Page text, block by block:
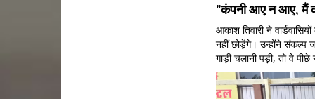
"कंपनी आए न आए, मैं
आकाश तिवारी ने
नहीं छोड़ेंगे। उन्होंने संकल्प
गाड़ी चलानी पड़ी, तो वे